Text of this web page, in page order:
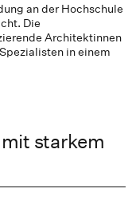
an der Hochschule
Die
Architektinnen
in einem
starkem